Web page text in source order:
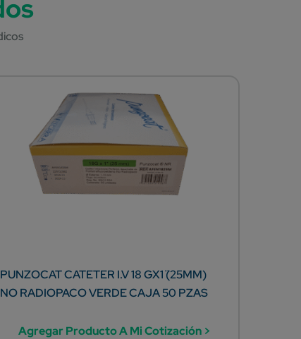
PUNZOCAT CATETER I.V 18 GX1¨ (25MM)
NO RADIOPACO VERDE CAJA 50 PZAS
Agregar Producto A Mi Cotización >